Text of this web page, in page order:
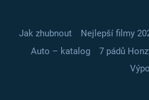
Jak zhubnout Nejlepší filmy
Auto – katalog
7 pádů